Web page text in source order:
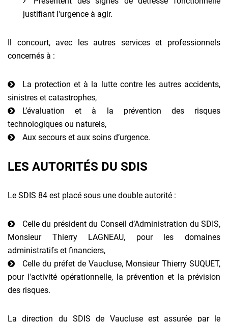
justifiant l'urgence à agir.
Il concourt, avec les autres services et professionnels
concernés à :
La protection et à la lutte contre les autres accidents,
sinistres et catastrophes,
L’évaluation et à la prévention des risques
technologiques ou naturels,
Aux secours et aux soins d’urgence.
LES AUTORITÉS DU SDIS
Le SDIS 84 est placé sous une double autorité :
Celle du président du Conseil d’Administration du SDIS,
Monsieur Thierry LAGNEAU, pour les domaines
administratifs et financiers,
Celle du préfet de Vaucluse, Monsieur Thierry SUQUET,
pour l'activité opérationnelle, la prévention et la prévision
des risques.
La direction du SDIS de Vaucluse est assurée par le